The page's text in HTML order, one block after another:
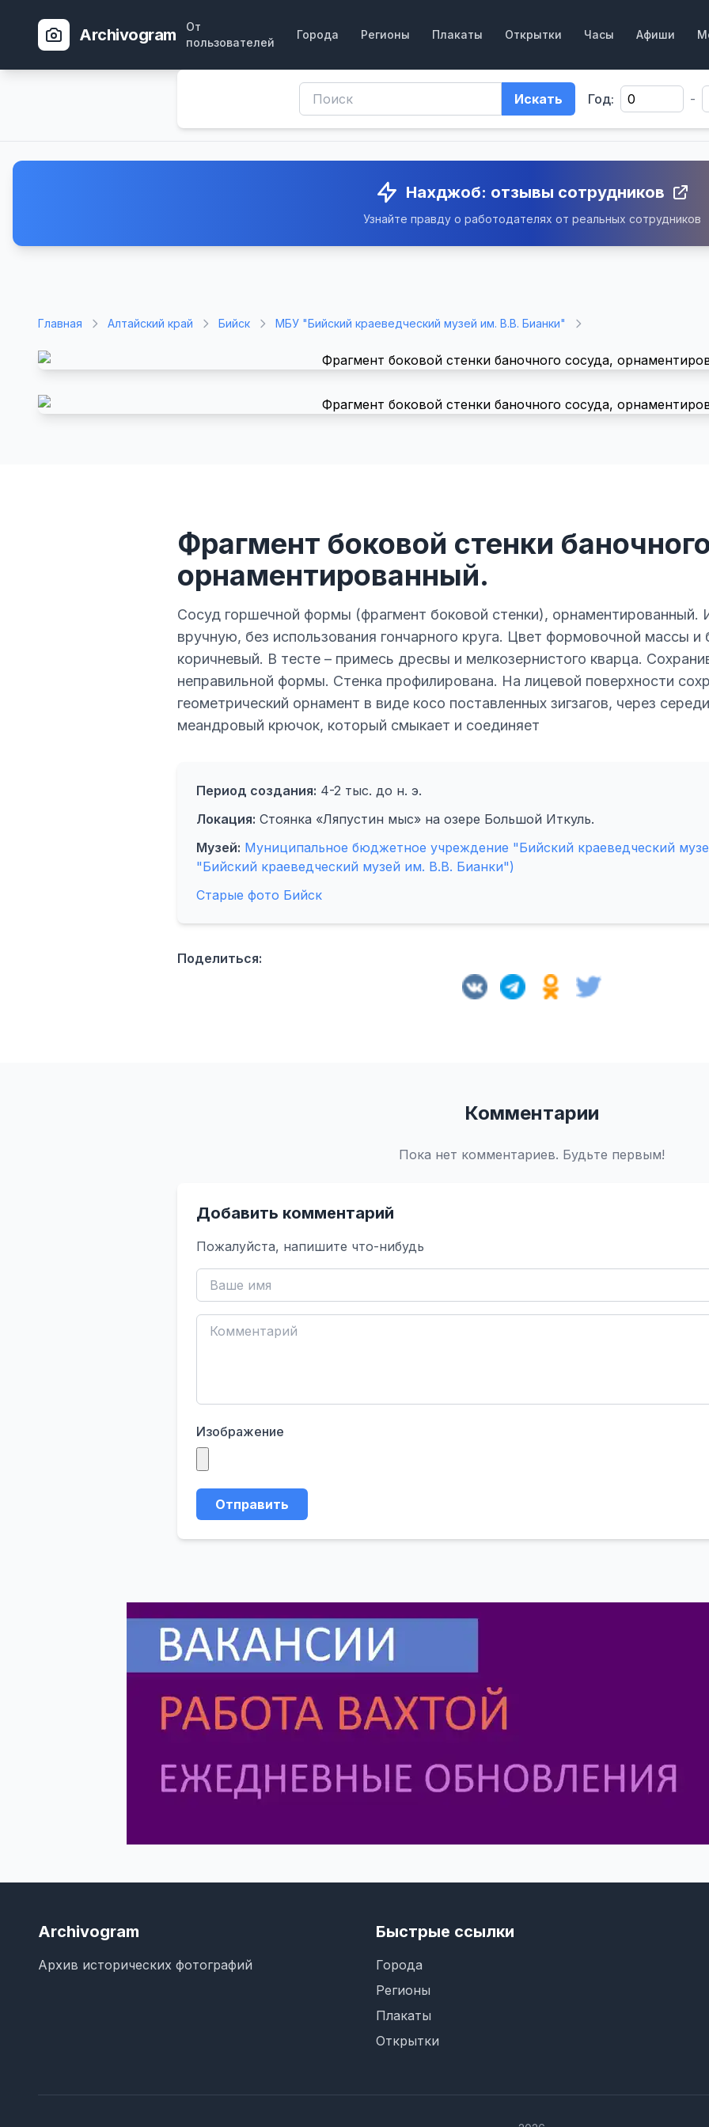
Archivogram
От
пользователей
Города Регионы Плакаты Открытки Часы Афиши
Искать Год: -
Нахджоб: отзывы сотрудников
Узнайте правду о работодателях от реальных сотрудников
Главная Алтайский край Бийск МБУ "Бийский краеведческий музей им. В.В. Бианки"
Фрагмент боковой стенки
орнаментированный.
Сосуд горшечной формы (фрагмент боковой стенки), орнаментированный.
вручную, без использования гончарного круга. Цвет формовочной массы и
коричневый. В тесте – примесь дресвы и мелкозернистого кварца.
неправильной формы. Стенка профилирована. На лицевой поверхности
геометрический орнамент в виде косо поставленных зигзагов, через
меандровый крючок, который смыкает и соединяет
Период создания: 4-2 тыс. до н. э.
Локация: Стоянка «Ляпустин мыс» на озере Большой Иткуль.
Музей: Муниципальное бюджетное учреждение "Бийский краеведческий
"Бийский краеведческий музей им. В.В. Бианки")
Старые фото Бийск
Поделиться:
Комментарии
Пока нет комментариев. Будьте первым!
Добавить комментарий
Пожалуйста, напишите что-нибудь
Изображение
Отправить
Archivogram
Архив исторических фотографий
Быстрые ссылки
Города
Регионы
Плакаты
Открытки